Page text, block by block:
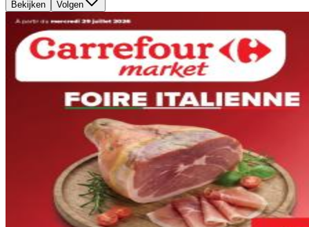
Bekijken Volgen